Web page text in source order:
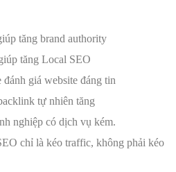
tăng brand authority
tăng Local SEO
giá website đáng tin
tự nhiên tăng
nghiệp có dịch vụ kém.
chỉ là kéo traffic, không phải kéo